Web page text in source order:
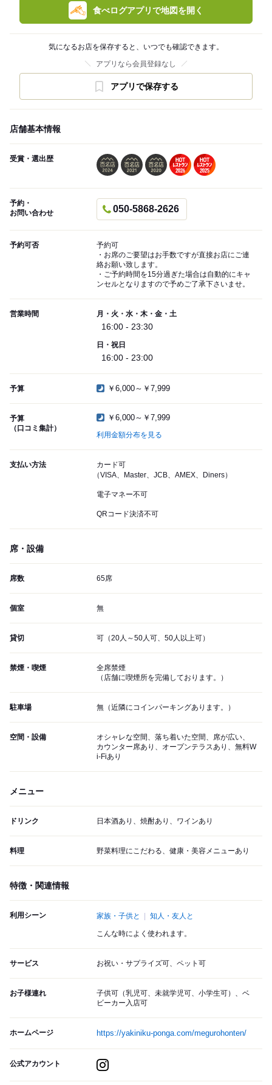
食べログアプリで地図を開く
気になるお店を保存すると、いつでも確認できます。
アプリなら会員登録なし
アプリで保存する
店舗基本情報
受賞・選出歴
予約・
お問い合わせ
050-5868-2626
予約可否
予約可
・お席のご要望はお手数ですが直接お店にご連
絡お願い致します。
・ご予約時間を15分過ぎた場合は自動的にキャ
ンセルとなりますので予めご了承下さいませ。
営業時間 月・火・水・木・金・土
16:00 - 23:30
日・祝日
16:00 - 23:00
予算 ￥6,000～￥7,999
予算
（口コミ集計）
￥6,000～￥7,999
利用金額分布を見る
支払い方法
カード可
（VISA、Master、JCB、AMEX、Diners）
電子マネー不可
QRコード決済不可
席・設備
席数 65席
個室 無
貸切 可（20人～50人可、50人以上可）
禁煙・喫煙
全席禁煙
（店舗に喫煙所を完備しております。）
駐車場 無（近隣にコインパーキングあります。）
空間・設備
オシャレな空間、落ち着いた空間、席が広い、
カウンター席あり、オープンテラスあり、無料W
i-Fiあり
メニュー
ドリンク 日本酒あり、焼酎あり、ワインあり
料理 野菜料理にこだわる、健康・美容メニューあり
特徴・関連情報
利用シーン 家族・子供と 知人・友人と
こんな時によく使われます。
サービス お祝い・サプライズ可、ペット可
お子様連れ
子供可（乳児可、未就学児可、小学生可）、ベ
ビーカー入店可
ホームページ https://yakiniku-ponga.com/megurohonten/
公式アカウント